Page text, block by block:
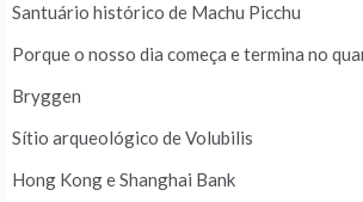
Santuário histórico de Machu Picchu
Porque o nosso dia começa e termina no
Bryggen
Sítio arqueológico de Volubilis
Hong Kong e Shanghai Bank